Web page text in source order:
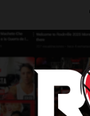
content